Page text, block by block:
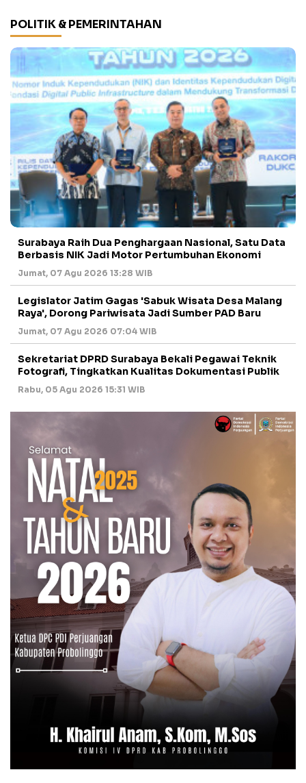
POLITIK & PEMERINTAHAN
Surabaya Raih Dua Penghargaan Nasional, Satu Data
Berbasis NIK Jadi Motor Pertumbuhan Ekonomi
Jumat, 07 Agu 2026 13:28 WIB
Legislator Jatim Gagas 'Sabuk Wisata Desa Malang
Raya', Dorong Pariwisata Jadi Sumber PAD Baru
Jumat, 07 Agu 2026 07:04 WIB
Sekretariat DPRD Surabaya Bekali Pegawai Teknik
Fotografi, Tingkatkan Kualitas Dokumentasi Publik
Rabu, 05 Agu 2026 15:31 WIB